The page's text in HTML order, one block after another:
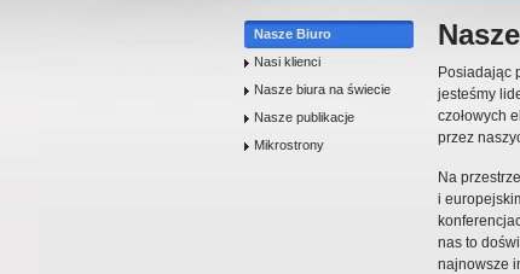
Nasze Biuro
Nasi klienci
Nasze biura na świecie
Nasze publikacje
Mikrostrony
Posiadając
jesteśmy
czołowych
przez
Na
i
nas to
najnowsze